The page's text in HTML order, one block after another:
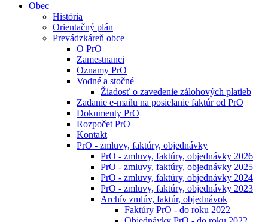
Obec
História
Orientačný plán
Prevádzkáreň obce
O PrO
Zamestnanci
Oznamy PrO
Vodné a stočné
Žiadosť o zavedenie zálohových platieb
Zadanie e-mailu na posielanie faktúr od PrO
Dokumenty PrO
Rozpočet PrO
Kontakt
PrO - zmluvy, faktúry, objednávky
PrO - zmluvy, faktúry, objednávky 2026
PrO - zmluvy, faktúry, objednávky 2025
PrO - zmluvy, faktúry, objednávky 2024
PrO - zmluvy, faktúry, objednávky 2023
Archív zmlúv, faktúr, objednávok
Faktúry PrO - do roku 2022